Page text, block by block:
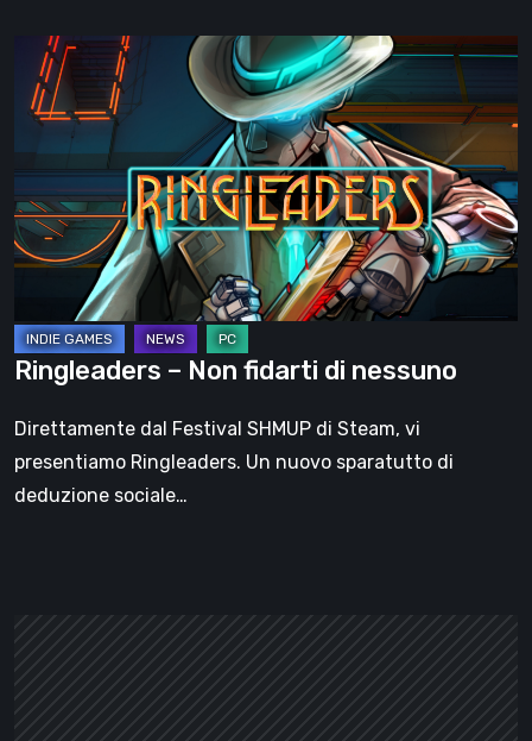
Ringleaders
Non
fidarti
di
nessuno
Ringleaders – Non fidarti di nessuno
Direttamente dal Festival SHMUP di Steam, vi
presentiamo Ringleaders. Un nuovo sparatutto di
deduzione sociale…